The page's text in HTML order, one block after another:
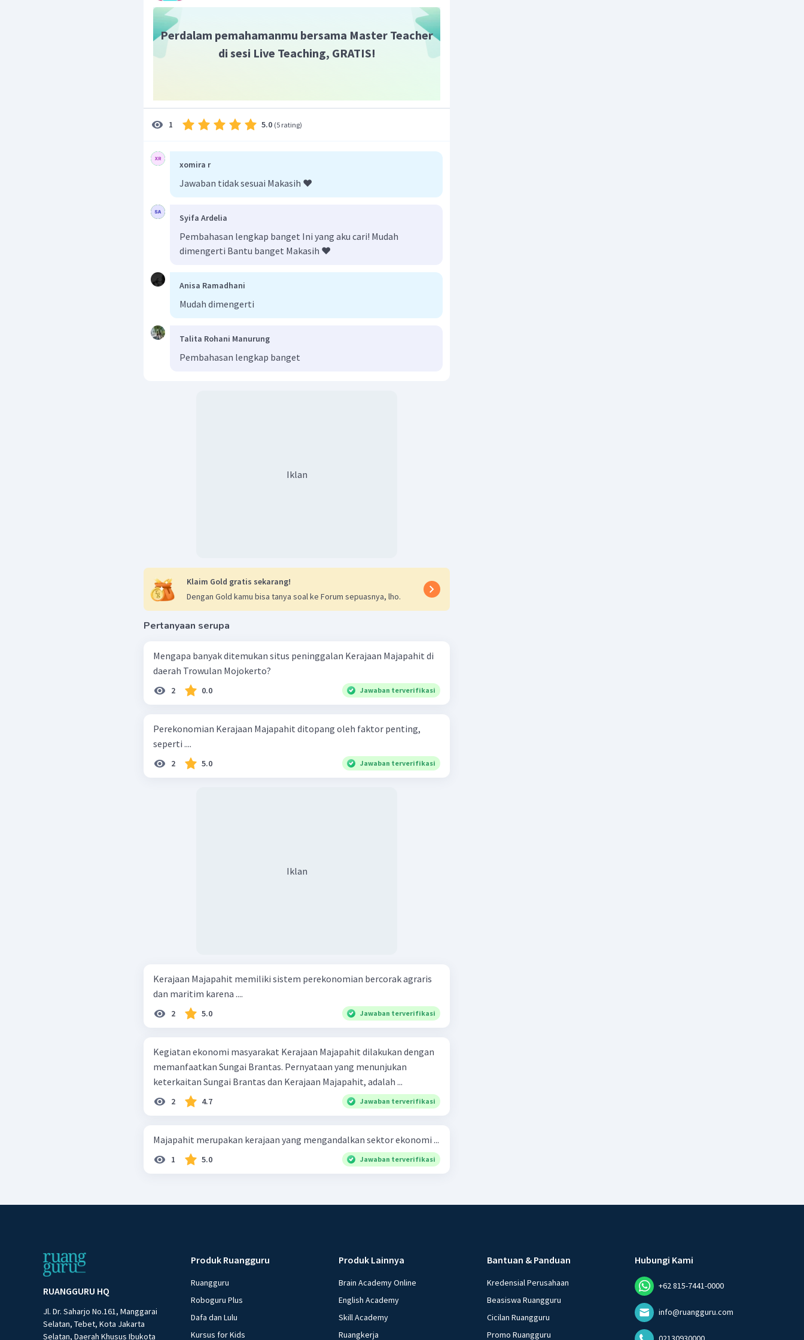
irigasi, bendungan, waduk, serta kanal-kanal sungai. Dengan
adanya sistem pengairan yang modern ini, hasil pertanian
Kerajaan Majapahit meningkat dan berhasil mempermudah
proses perdagangan.
Perdalam pemahamanmu bersama Master Teacher
di sesi Live Teaching, GRATIS!
1 5.0 (5 rating)
xomira r
Jawaban tidak sesuai Makasih ❤️
Syifa Ardelia
Pembahasan lengkap banget Ini yang aku cari! Mudah
dimengerti Bantu banget Makasih ❤️
Anisa Ramadhani
Mudah dimengerti
Talita Rohani Manurung
Pembahasan lengkap banget
Iklan
Klaim Gold gratis sekarang!
Dengan Gold kamu bisa tanya soal ke Forum sepuasnya, lho.
Pertanyaan serupa
Mengapa banyak ditemukan situs peninggalan Kerajaan Majapahit di
daerah Trowulan Mojokerto?
2 0.0 Jawaban terverifikasi
Perekonomian Kerajaan Majapahit ditopang oleh faktor penting,
seperti ....
2 5.0 Jawaban terverifikasi
Iklan
Kerajaan Majapahit memiliki sistem perekonomian bercorak agraris
dan maritim karena ....
2 5.0 Jawaban terverifikasi
Kegiatan ekonomi masyarakat Kerajaan Majapahit dilakukan dengan
memanfaatkan Sungai Brantas. Pernyataan yang menunjukan
keterkaitan Sungai Brantas dan Kerajaan Majapahit, adalah ...
2 4.7 Jawaban terverifikasi
Majapahit merupakan kerajaan yang mengandalkan sektor ekonomi ...
1 5.0 Jawaban terverifikasi
RUANGGURU HQ
Jl. Dr. Saharjo No.161, Manggarai
Selatan, Tebet, Kota Jakarta
Selatan, Daerah Khusus Ibukota
Produk Ruangguru
Ruangguru
Roboguru Plus
Dafa dan Lulu
Kursus for Kids
Produk Lainnya
Brain Academy Online
English Academy
Skill Academy
Ruangkerja
Bantuan & Panduan
Kredensial Perusahaan
Beasiswa Ruangguru
Cicilan Ruangguru
Promo Ruangguru
Hubungi Kami
+62 815-7441-0000
info@ruangguru.com